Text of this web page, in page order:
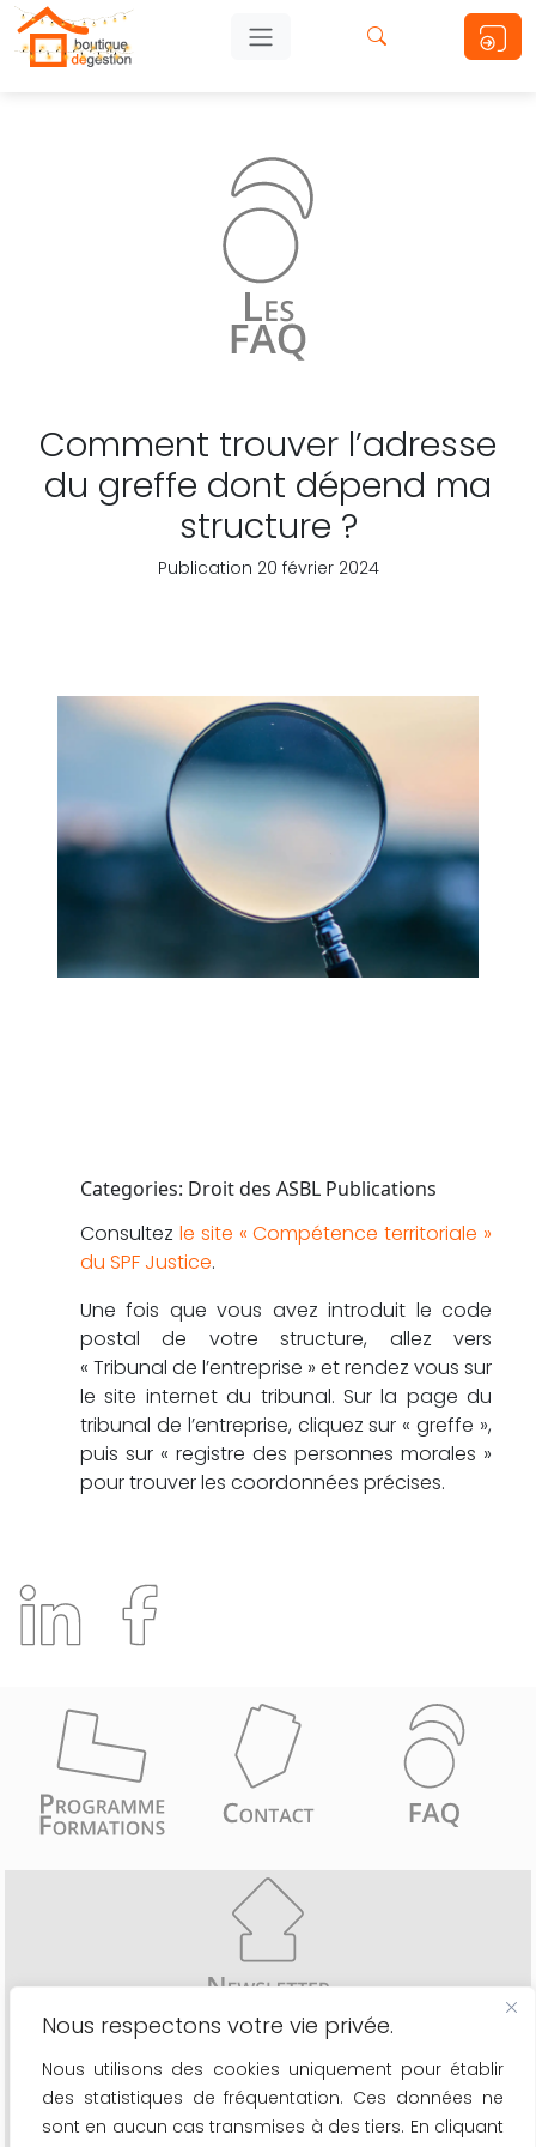
Nous respectons votre vie privée.
Nous utilisons des cookies uniquement pour établir
des statistiques de fréquentation. Ces données ne
sont en aucun cas transmises à des tiers. En cliquant
Comment trouver l’adresse
du greffe dont dépend ma
structure ?
Publication 20 février 2024
Categories: Droit des ASBL Publications
Consultez le site « Compétence territoriale »
du SPF Justice.
Une fois que vous avez introduit le code
postal de votre structure, allez vers
« Tribunal de l’entreprise » et rendez vous sur
le site internet du tribunal. Sur la page du
tribunal de l’entreprise, cliquez sur « greffe »,
puis sur « registre des personnes morales »
pour trouver les coordonnées précises.
Recevez comme les 6776 inscrits une fois par mois
- les actualités du secteur
- le calendrier de nos formations
- les nouveaux outils à votre disposition